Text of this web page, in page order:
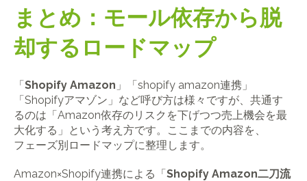
まとめ：モール依存から脱
却するロードマップ
「Shopify Amazon 」「shopify amazon連携」
「Shopifyアマゾン」など呼び方は様々ですが、共通す
るのは「Amazon依存のリスクを下げつつ売上機会を最
大化する」という考え方です。ここまでの内容を、
フェーズ別ロードマップに整理します。
Amazon×Shopify連携による「Shopify Amazon二刀流